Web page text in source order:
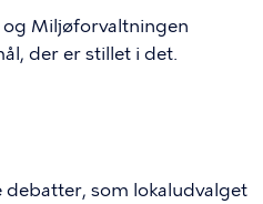
og Miljøforvaltningen
der er stillet i det.
som lokaludvalget